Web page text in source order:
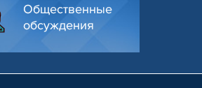
Общественные
обсуждения